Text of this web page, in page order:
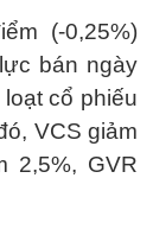
(-0,25%)
bán ngày
cổ phiếu
VCS giảm
2,5%, GVR